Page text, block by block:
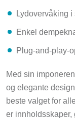
Lydovervåking
Enkel
Plug-and-play-
Med sin
og elegante
beste valget for
er